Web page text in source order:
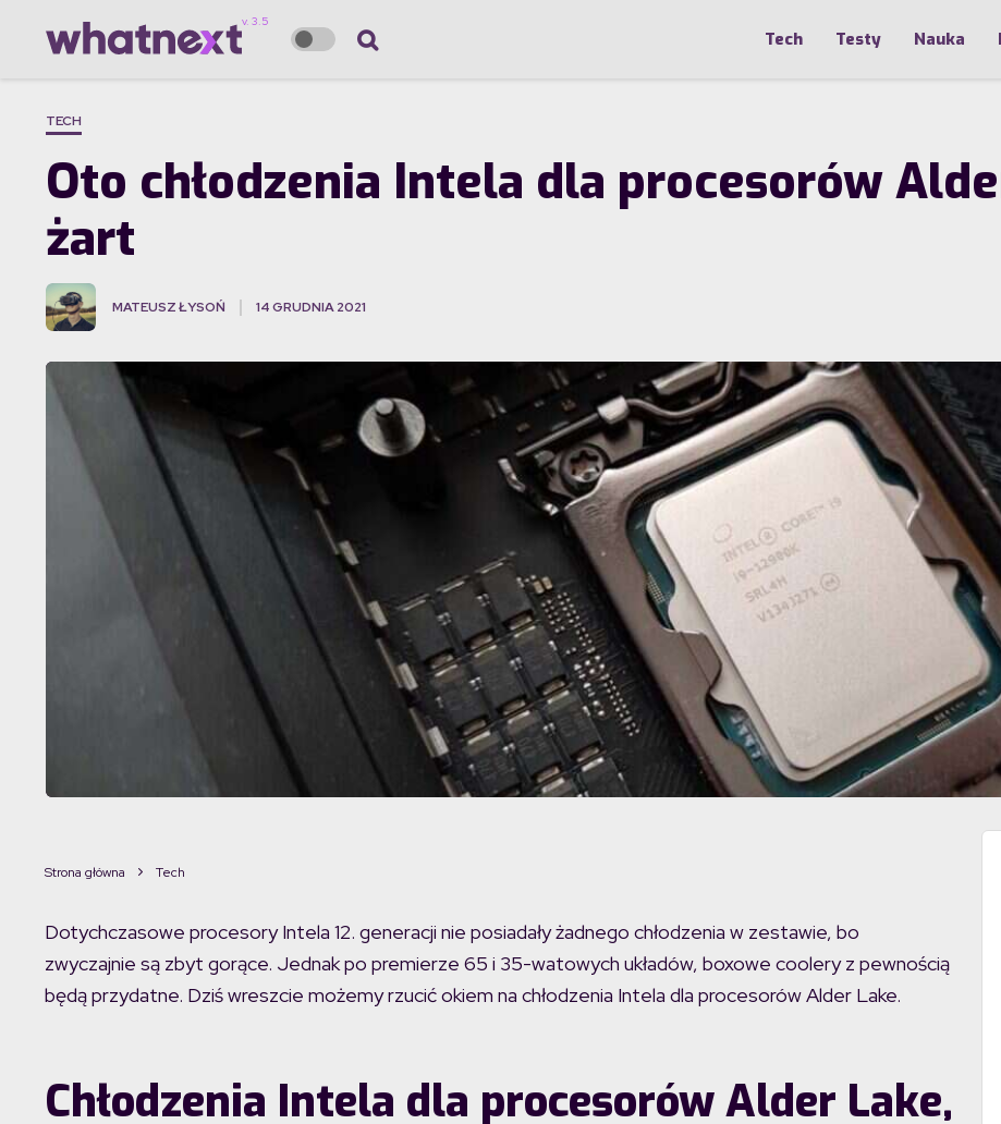
Tech Testy Nauka
TECH
Oto chłodzenia Intela dla procesorów
żart
MATEUSZ ŁYSOŃ 14 GRUDNIA 2021
Strona główna Tech
Dotychczasowe procesory Intela 12. generacji nie posiadały żadnego chłodzenia w zestawie, bo
zwyczajnie są zbyt gorące. Jednak po premierze 65 i 35-watowych układów, boxowe coolery z pewnością
będą przydatne. Dziś wreszcie możemy rzucić okiem na chłodzenia Intela dla procesorów Alder Lake.
Chłodzenia Intela dla procesorów Alder Lake,